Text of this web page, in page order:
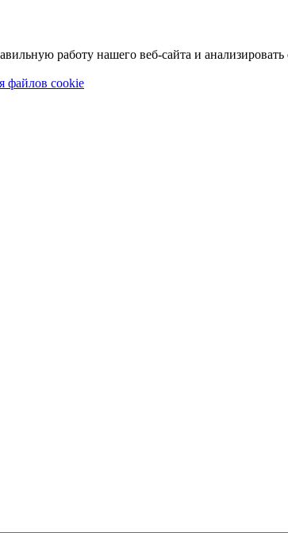
работу нашего веб-сайта и анализировать
файлов cookie